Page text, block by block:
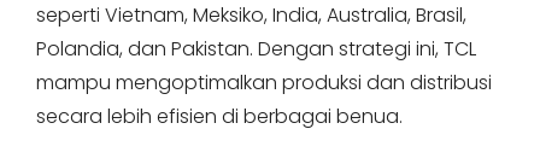
seperti Vietnam, Meksiko, India, Australia, Brasil,
Polandia, dan Pakistan. Dengan strategi ini, TCL
mampu mengoptimalkan produksi dan distribusi
secara lebih efisien di berbagai benua.